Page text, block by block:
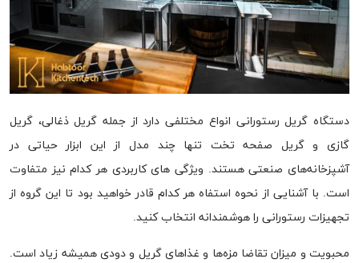
دستگاه گریل رستورانی انواع مختلفی دارد از جمله گریل ذغالی، گریل
گازی و گریل صفحه تخت تنها چند مدل از این ابزار حیاتی در
آشپزخانه‌های صنعتی هستند. ویژگی های کاربردی هر کدام نیز متفاوت
است. با آشنایی از نحوه استفاه هر کدام قادر خواهید بود تا این گروه از
تجهیزات رستورانی را هوشمندانه انتخاب کنید.
محبویت و میزان تقاضا مزه‌ها و غذاهای گریل و دودی همیشه زیاد است.